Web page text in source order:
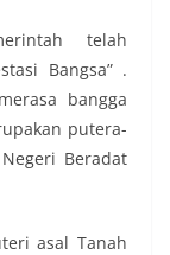
telah
Bangsa” .
bangga
putera-
Beradat
asal Tanah